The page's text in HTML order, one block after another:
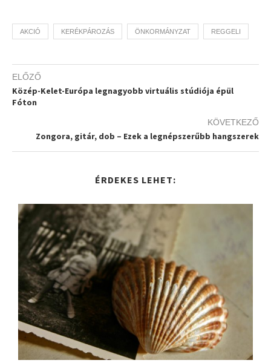
AKCIÓ KERÉKPÁROZÁS ÖNKORMÁNYZAT REGGELI
ELŐZŐ
Közép-Kelet-Európa legnagyobb virtuális stúdiója épül
Fóton
KÖVETKEZŐ
Zongora, gitár, dob – Ezek a legnépszerűbb hangszerek
ÉRDEKES LEHET: